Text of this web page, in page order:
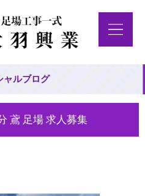
ャルブログ
鳶 足場 求人募集